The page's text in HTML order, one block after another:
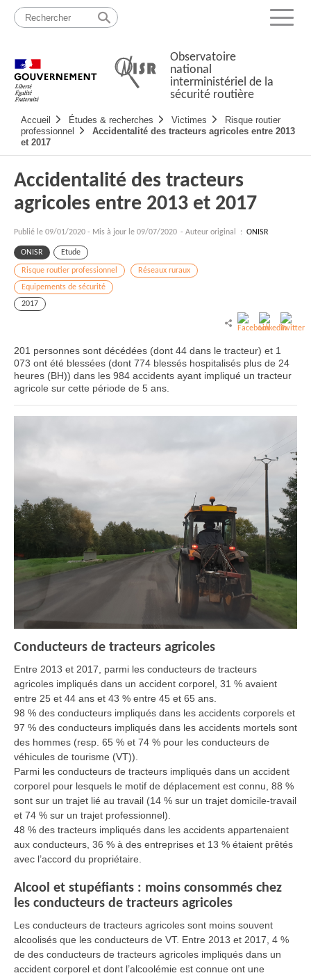
Passer
contenu
Menu
Observatoire
national
interministériel de la
sécurité routière
principale
Accueil Études & recherches Victimes
Risque routier
professionnel
Accidentalité des tracteurs agricoles entre 2013
et 2017
Accidentalité des tracteurs
agricoles entre 2013 et 2017
Publié le 09/01/2020 - Mis à jour le 09/07/2020 - Auteur original : ONISR
ONISR Etude
Risque routier professionnel
Réseaux ruraux
Equipements de sécurité
2017
201 personnes sont décédées (dont 44 dans le tracteur) et 1
073 ont été blessées (dont 774 blessés hospitalisés plus de 24
heures (BH)) dans les 984 accidents ayant impliqué un tracteur
agricole sur cette période de 5 ans.
Conducteurs de tracteurs agricoles
Entre 2013 et 2017, parmi les conducteurs de tracteurs
agricoles impliqués dans un accident corporel, 31 % avaient
entre 25 et 44 ans et 43 % entre 45 et 65 ans.
98 % des conducteurs impliqués dans les accidents corporels et
97 % des conducteurs impliqués dans les accidents mortels sont
des hommes (resp. 65 % et 74 % pour les conducteurs de
véhicules de tourisme (VT)).
Parmi les conducteurs de tracteurs impliqués dans un accident
corporel pour lesquels le motif de déplacement est connu, 88 %
sont sur un trajet lié au travail (14 % sur un trajet domicile-travail
et 74 % sur un trajet professionnel).
48 % des tracteurs impliqués dans les accidents appartenaient
aux conducteurs, 36 % à des entreprises et 13 % étaient prêtés
avec l’accord du propriétaire.
Alcool et stupéfiants : moins consommés chez
les conducteurs de tracteurs agricoles
Les conducteurs de tracteurs agricoles sont moins souvent
alcoolisés que les conducteurs de VT. Entre 2013 et 2017, 4 %
de des conducteurs de tracteurs agricoles impliqués dans un
accident corporel et dont l’alcoolémie est connue ont une